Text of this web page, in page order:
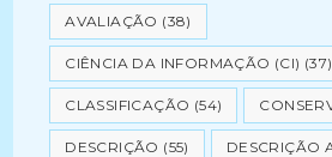
AVALIAÇÃO (38)
CIÊNCIA DA INFORMAÇÃO (CI) (37)
CLASSIFICAÇÃO (54)
DESCRIÇÃO (55) DESCRIÇÃO